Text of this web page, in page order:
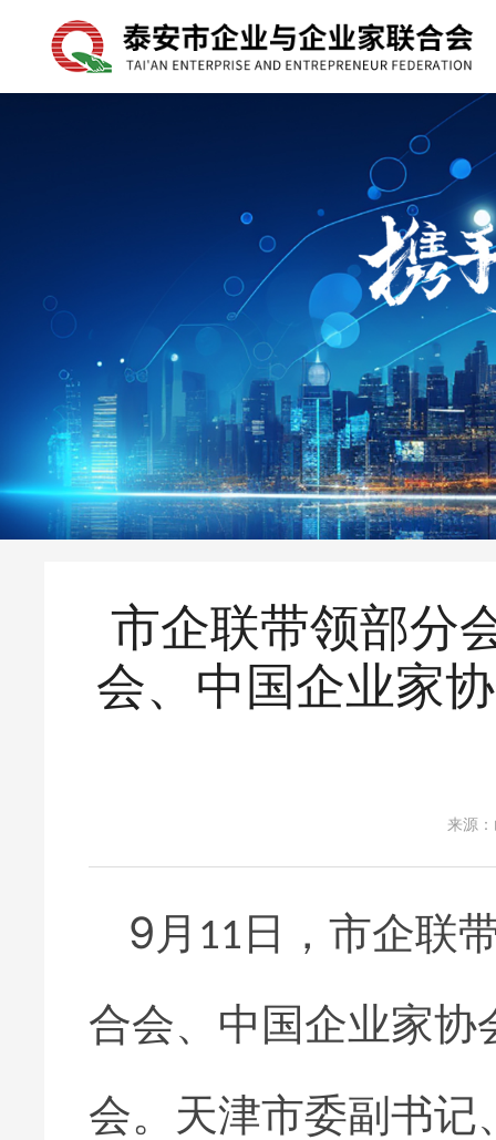
市企联带领部分
会、中国企业家
来源
9 月 11 日，市企联
合会、中国企业家协
会。天津市委副书